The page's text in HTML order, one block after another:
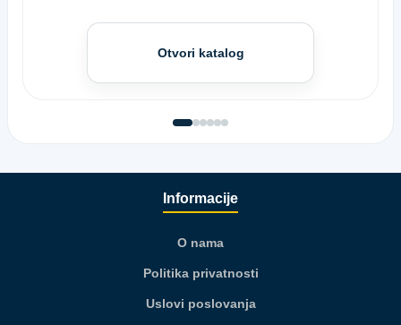
Otvori katalog
Informacije
O nama
Politika privatnosti
Uslovi poslovanja